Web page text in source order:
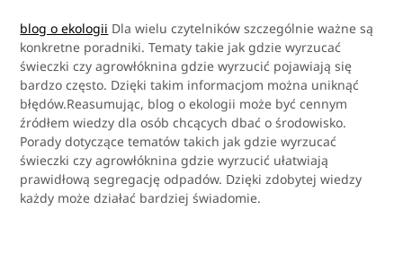
blog o ekologii Dla wielu czytelników szczególnie ważne są
konkretne poradniki. Tematy takie jak gdzie wyrzucać
świeczki czy agrowłóknina gdzie wyrzucić pojawiają się
bardzo często. Dzięki takim informacjom można uniknąć
błędów.Reasumując, blog o ekologii może być cennym
źródłem wiedzy dla osób chcących dbać o środowisko.
Porady dotyczące tematów takich jak gdzie wyrzucać
świeczki czy agrowłóknina gdzie wyrzucić ułatwiają
prawidłową segregację odpadów. Dzięki zdobytej wiedzy
każdy może działać bardziej świadomie.